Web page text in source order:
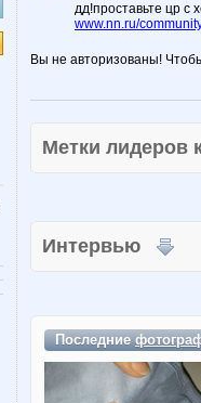
дд!проставьте цр с
www.nn.ru/
Вы не авторизованы!
Метки
Интервью
Последние